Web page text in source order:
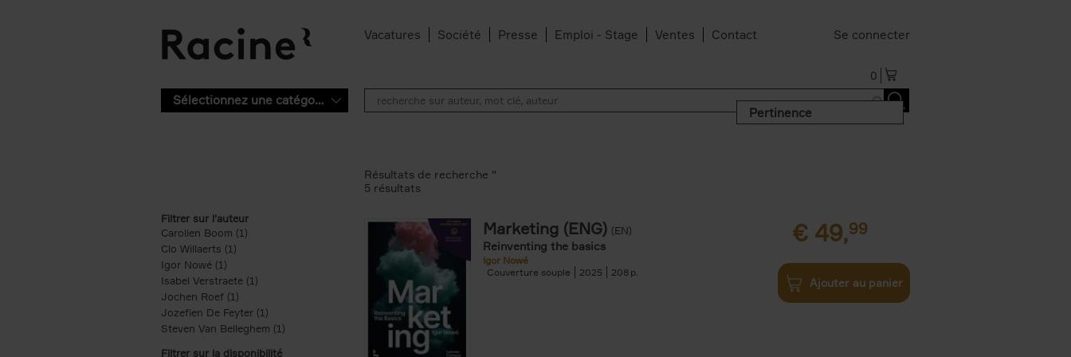
Vacatures Société Presse Emploi - Stage Ventes Contact Se connecter
0
Sélectionnez une catégorie
Pertinence
Filtrer sur l'auteur
Carolien Boom (1)
Clo Willaerts (1)
Igor Nowé (1)
Isabel Verstraete (1) Apply Isabel Verstraete filter
Jochen Roef (1)
Jozefien De Feyter (1) Apply Jozefien De Feyter filter
Steven Van Belleghem (1) Apply Steven Van Belleghem filter
Filtrer sur la disponibilité
Résultats de recherche ''
5 résultats
Marketing (ENG) (EN)
Reinventing the basics
Igor Nowé
Couverture souple
2025 208
€ 49,99
Ajouter au panier